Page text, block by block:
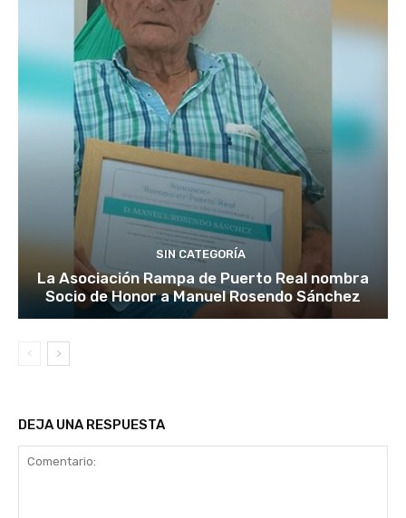
SIN CATEGORÍA
La Asociación Rampa de Puerto Real nombra
Socio de Honor a Manuel Rosendo Sánchez
DEJA UNA RESPUESTA